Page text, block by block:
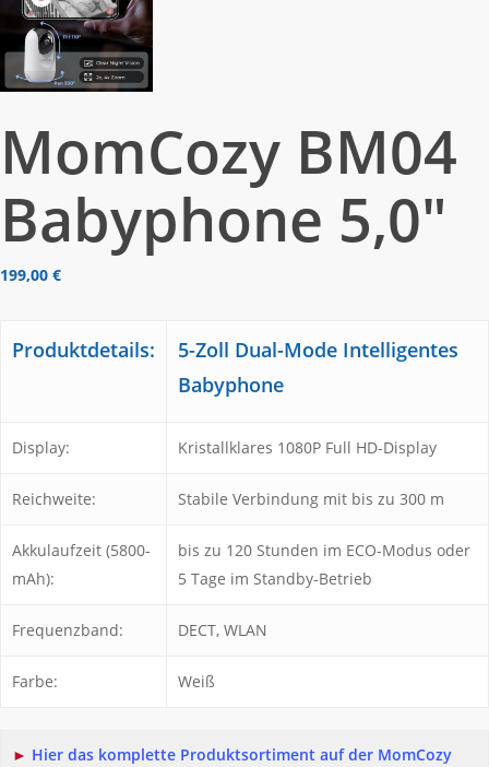
MomCozy BM04
Babyphone 5,0″
199,00 €
Produktdetails:
5-Zoll Dual-Mode Intelligentes
Babyphone
Display: Kristallklares 1080P Full HD-Display
Reichweite: Stabile Verbindung mit bis zu 300 m
Akkulaufzeit (5800-
mAh):
bis zu 120 Stunden im ECO-Modus oder
5 Tage im Standby-Betrieb
Frequenzband: DECT, WLAN
Farbe: Weiß
► Hier das komplette Produktsortiment auf der MomCozy